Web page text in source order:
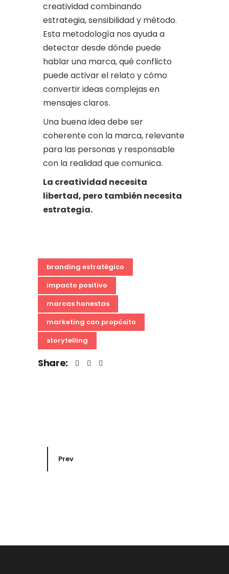
creatividad combinando
estrategia, sensibilidad y método.
Esta metodología nos ayuda a
detectar desde dónde puede
hablar una marca, qué conflicto
puede activar el relato y cómo
convertir ideas complejas en
mensajes claros.
Una buena idea debe ser
coherente con la marca, relevante
para las personas y responsable
con la realidad que comunica.
La creatividad necesita
libertad, pero también necesita
estrategia.
branding estratégico
impacto positivo
marcas honestas
marketing con propósito
storytelling
Share:
Prev